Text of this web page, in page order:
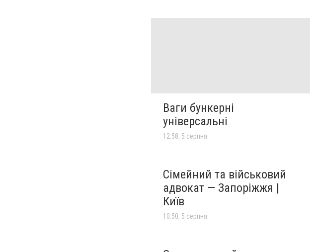
Ваги бункерні
універсальні
12:58, 5 серпня
Сімейний та військовий
адвокат — Запоріжжя |
Київ
10:50, 5 серпня